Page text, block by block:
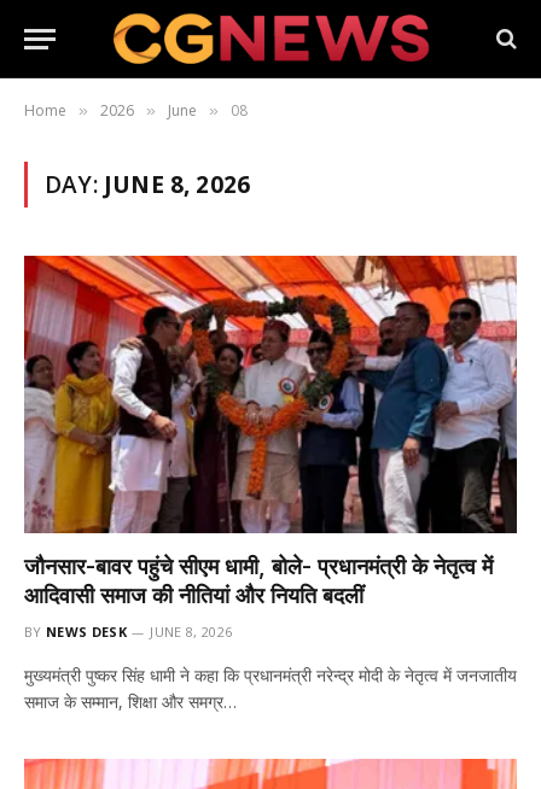
Home » 2026 » June » 08
DAY: JUNE 8, 2026
जौनसार-बावर पहुंचे सीएम धामी, बोले- प्रधानमंत्री के नेतृत्व में
आदिवासी समाज की नीतियां और नियति बदलीं
BY NEWS DESK JUNE 8, 2026
मुख्यमंत्री पुष्कर सिंह धामी ने कहा कि प्रधानमंत्री नरेन्द्र मोदी के नेतृत्व में जनजातीय
समाज के सम्मान, शिक्षा और समग्र…